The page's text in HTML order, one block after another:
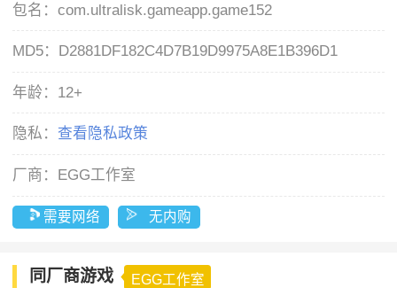
包名：com.ultralisk.gameapp.game152
MD5： D2881DF182C4D7B19D9975A8E1B396D1
年龄： 12+
隐私： 查看隐私政策
厂商： EGG工作室
需要网络 无内购
同厂商游戏 EGG工作室